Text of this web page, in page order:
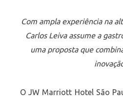
Com ampla experiência na
Carlos Leiva assume a
uma proposta que
O JW Marriott Hotel São